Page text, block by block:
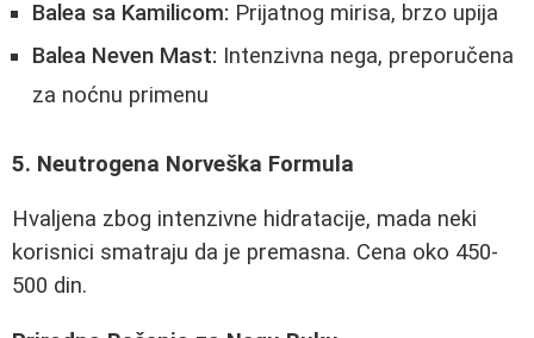
Balea sa Kamilicom: Prijatnog mirisa, brzo upija
Balea Neven Mast: Intenzivna nega, preporučena
za noćnu primenu
5. Neutrogena Norveška Formula
Hvaljena zbog intenzivne hidratacije, mada neki
korisnici smatraju da je premasna. Cena oko 450-
500 din.